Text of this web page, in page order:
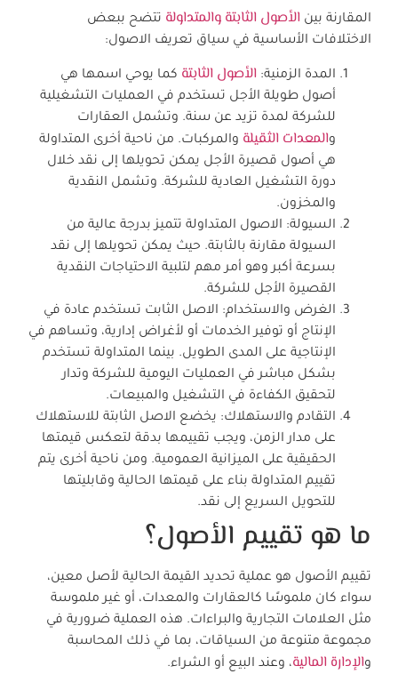
المقارنة بين الأصول الثابتة والمتداولة تتضح ببعض
الاختلافات الأساسية في سياق تعريف الاصول:
المدة الزمنية: الأصول الثابتة كما يوحي اسمها هي
أصول طويلة الأجل تستخدم في العمليات التشغيلية
للشركة لمدة تزيد عن سنة. وتشمل العقارات
والمعدات الثقيلة والمركبات. من ناحية أخرى المتداولة
هي أصول قصيرة الأجل يمكن تحويلها إلى نقد خلال
دورة التشغيل العادية للشركة. وتشمل النقدية
والمخزون.
السيولة: الاصول المتداولة تتميز بدرجة عالية من
السيولة مقارنة بالثابتة. حيث يمكن تحويلها إلى نقد
بسرعة أكبر وهو أمر مهم لتلبية الاحتياجات النقدية
القصيرة الأجل للشركة.
الغرض والاستخدام: الاصل الثابت تستخدم عادة في
الإنتاج أو توفير الخدمات أو لأغراض إدارية، وتساهم في
الإنتاجية على المدى الطويل. بينما المتداولة تستخدم
بشكل مباشر في العمليات اليومية للشركة وتدار
لتحقيق الكفاءة في التشغيل والمبيعات.
التقادم والاستهلاك: يخضع الاصل الثابتة للاستهلاك
على مدار الزمن، ويجب تقييمها بدقة لتعكس قيمتها
الحقيقية على الميزانية العمومية. ومن ناحية أخرى يتم
تقييم المتداولة بناء على قيمتها الحالية وقابليتها
للتحويل السريع إلى نقد.
ما هو تقييم الأصول؟
تقييم الأصول هو عملية تحديد القيمة الحالية لأصل معين،
سواء كان ملموسًا كالعقارات والمعدات، أو غير ملموسة
مثل العلامات التجارية والبراءات. هذه العملية ضرورية في
مجموعة متنوعة من السياقات، بما في ذلك المحاسبة
والإدارة المالية، وعند البيع أو الشراء.